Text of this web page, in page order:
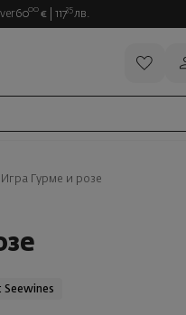
6000 € 11735 лв.
Игра Гурме и розе
Seewines